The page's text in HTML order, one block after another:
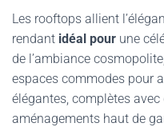
Les rooftops allient
rendant idéal pour une
de l’ambiance
espaces commodes pour
élégantes, complètes
aménagements haut de